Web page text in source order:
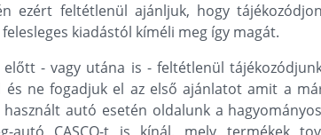
ezért feltétlenül ajánljuk, hogy
kiadástól kíméli meg így magát.
- vagy utána is - feltétlenül
és ne fogadjuk el az első ajánlatot amit a
autó esetén oldalunk a